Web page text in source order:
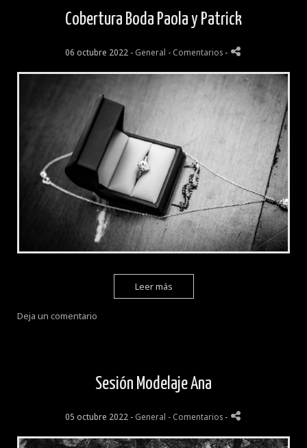
Cobertura Boda Paola y Patrick
06 octubre 2022 - General - Comentarios -
Leer más
Deja un comentario
Sesión Modelaje Ana
05 octubre 2022 - General - Comentarios -